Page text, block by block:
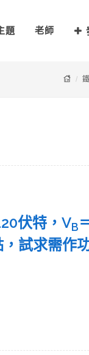
題 老師
伏特，VB
試求需作